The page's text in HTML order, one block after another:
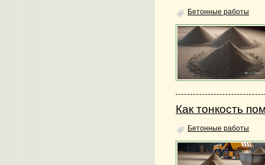
Бетонные работы
Как тонкость
Бетонные работы